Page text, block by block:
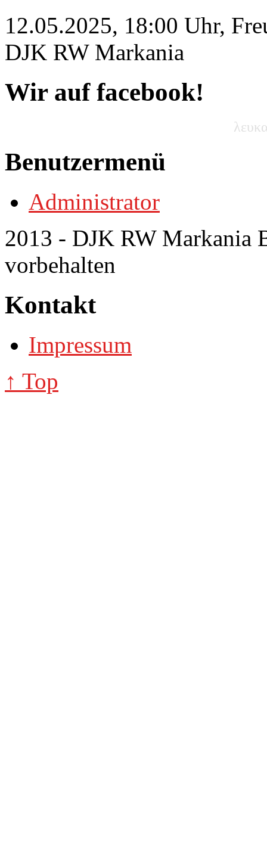
12.05.2025, 18:00 Uhr,
DJK RW Markania
Wir auf facebook!
Benutzermenü
Administrator
2013 - DJK RW Markania
vorbehalten
Kontakt
Impressum
↑ Top